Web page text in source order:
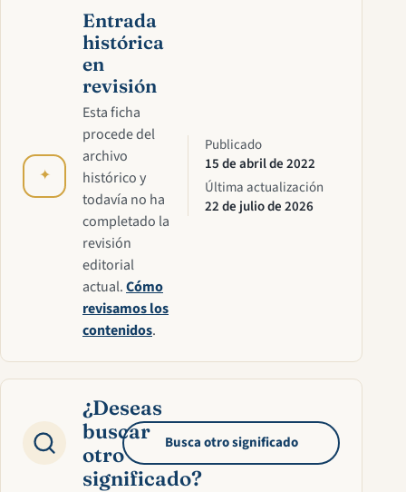
✦
Entrada
histórica
en
revisión
Esta ficha
procede del
archivo
histórico y
todavía no ha
completado la
revisión
editorial
actual.Cómo
revisamos los
contenidos.
Publicado
15 de abril de 2022
Última actualización
22 de julio de 2026
¿Deseas
buscar
otro
significado?
Busca otro significado